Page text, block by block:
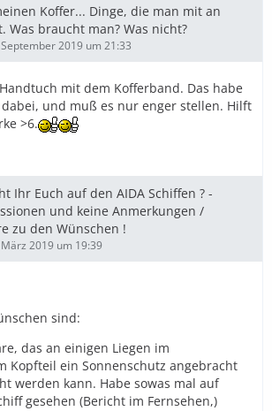
Koffer... Dinge, die man mit an
Was braucht man? Was nicht?
2019 um 21:33
mit dem Kofferband. Das habe
und muß es nur enger stellen. Hilft
>6.
Ihr Euch auf den AIDA Schiffen ? -
und keine Anmerkungen /
zu den Wünschen !
2019 um 19:39
sind:
das an einigen Liegen im
Kopfteil ein Sonnenschutz angebracht
werden kann. Habe sowas mal auf
gesehen (Bericht im Fernsehen,)